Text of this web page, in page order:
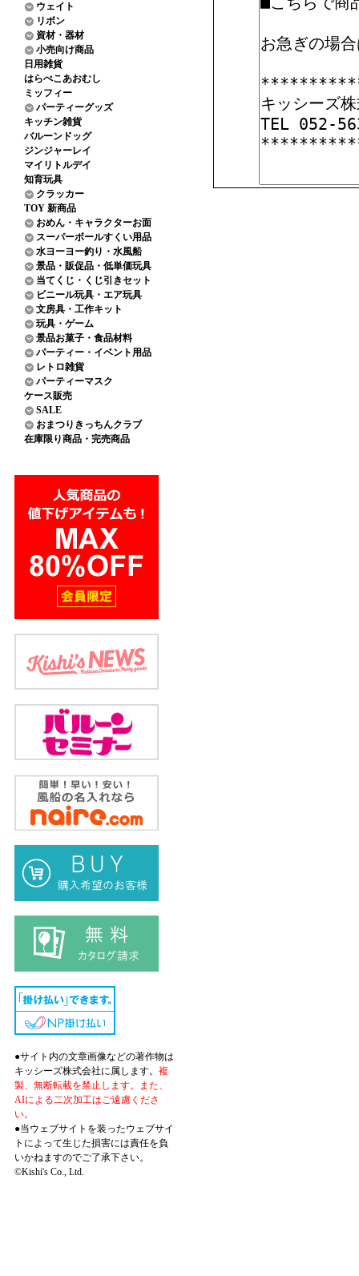
ウェイト
リボン
資材・器材
小売向け商品
日用雑貨
はらぺこあおむし
ミッフィー
パーティーグッズ
キッチン雑貨
バルーンドッグ
ジンジャーレイ
マイリトルデイ
知育玩具
クラッカー
TOY 新商品
おめん・キャラクターお面
スーパーボールすくい用品
水ヨーヨー釣り・水風船
景品・販促品・低単価玩具
当てくじ・くじ引きセット
ビニール玩具・エア玩具
文房具・工作キット
玩具・ゲーム
景品お菓子・食品材料
パーティー・イベント用品
レトロ雑貨
パーティーマスク
ケース販売
SALE
おまつりきっちんクラブ
在庫限り商品・完売商品
●サイト内の文章画像などの著作物は
キッシーズ株式会社に属します。 複
製、無断転載を禁止します。また、
AIによる二次加工はご遠慮くださ
い。
●当ウェブサイトを装ったウェブサイ
トによって生じた損害には責任を負
いかねますのでご了承下さい。
©Kishi's Co., Ltd.